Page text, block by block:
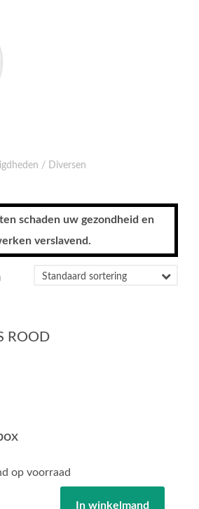
/ Diversen
schaden uw gezondheid en
verslavend.
ROOD
op voorraad
In winkelmand